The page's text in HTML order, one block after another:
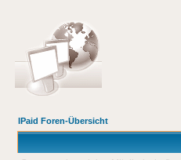
IPaid Foren-Übersicht